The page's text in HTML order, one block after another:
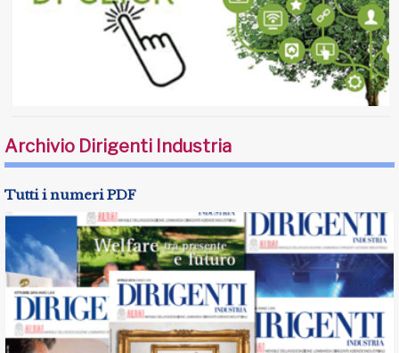
Archivio Dirigenti Industria
Tutti i numeri PDF